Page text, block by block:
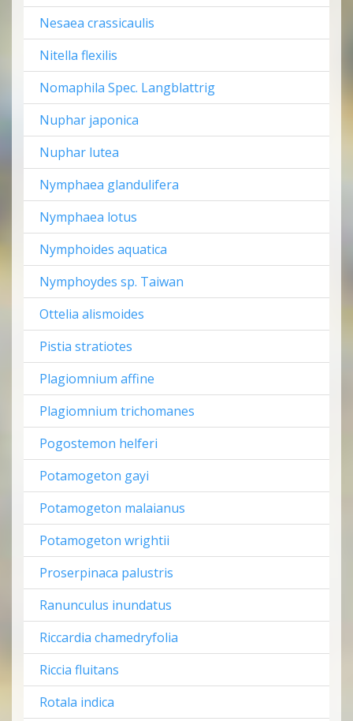
Nesaea crassicaulis
Nitella flexilis
Nomaphila Spec. Langblattrig
Nuphar japonica
Nuphar lutea
Nymphaea glandulifera
Nymphaea lotus
Nymphoides aquatica
Nymphoydes sp. Taiwan
Ottelia alismoides
Pistia stratiotes
Plagiomnium affine
Plagiomnium trichomanes
Pogostemon helferi
Potamogeton gayi
Potamogeton malaianus
Potamogeton wrightii
Proserpinaca palustris
Ranunculus inundatus
Riccardia chamedryfolia
Riccia fluitans
Rotala indica